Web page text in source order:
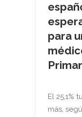
para
El 25,1%
más,